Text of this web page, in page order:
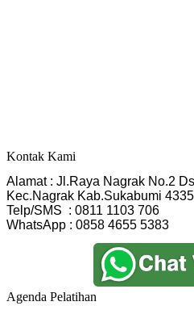
Kontak Kami
Alamat : Jl.Raya Nagrak No.2
Kec.Nagrak Kab.Sukabumi
Telp/SMS  : 0811 1103 706
WhatsApp : 0858 4655 5383
Agenda Pelatihan